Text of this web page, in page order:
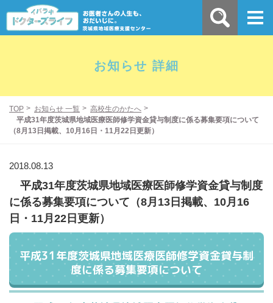
お知らせ 詳細
TOP お知らせ 一覧
高校生のかたへ
平成31年度茨城県地域医療医師修学資金貸与制度に係る募集要項について
（8月13日掲載、10月16日・11月22日更新）
2018.08.13
平成31年度茨城県地域医療医師修学資金貸与制度
に係る募集要項について（8月13日掲載、10月16
日・11月22日更新）
平成31年度茨城県地域医療医師修学資金貸与制
度に係る募集要項について